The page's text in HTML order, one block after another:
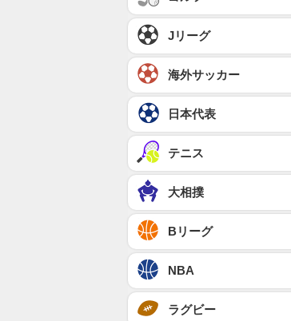
Jリーグ
海外サッカー
日本代表
テニス
大相撲
Bリーグ
NBA
ラグビー